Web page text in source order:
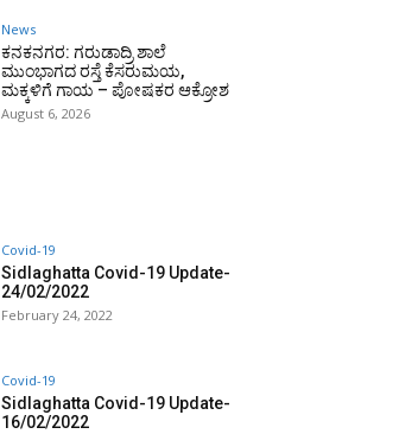
News
ಕನಕನಗರ: ಗರುಡಾದ್ರಿ ಶಾಲೆ
ಮುಂಭಾಗದ ರಸ್ತೆ ಕೆಸರುಮಯ,
ಮಕ್ಕಳಿಗೆ ಗಾಯ – ಪೋಷಕರ ಆಕ್ರೋಶ
August 6, 2026
Covid-19
Sidlaghatta Covid-19 Update-
24/02/2022
February 24, 2022
Covid-19
Sidlaghatta Covid-19 Update-
16/02/2022